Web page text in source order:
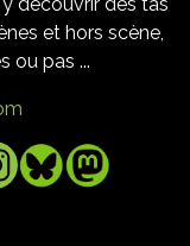
découvrir des tas
et hors scène,
ou pas ...